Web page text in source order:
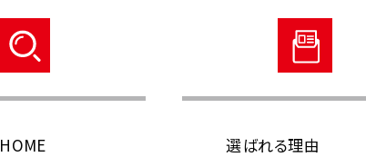
HOME
選ばれる理由